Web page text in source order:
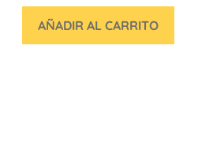
AÑADIR AL CARRITO